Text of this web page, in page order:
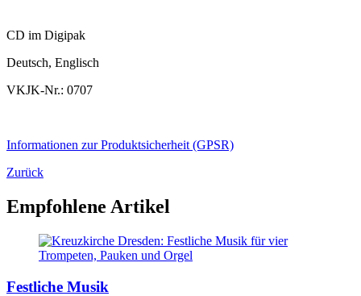
CD im Digipak
Deutsch, Englisch
VKJK-Nr.: 0707
Informationen zur Produktsicherheit (GPSR)
Zurück
Empfohlene Artikel
Festliche Musik